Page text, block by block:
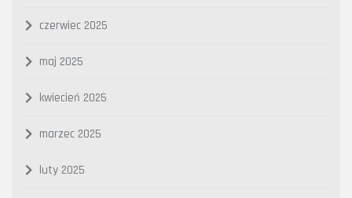
czerwiec 2025
maj 2025
kwiecień 2025
marzec 2025
luty 2025